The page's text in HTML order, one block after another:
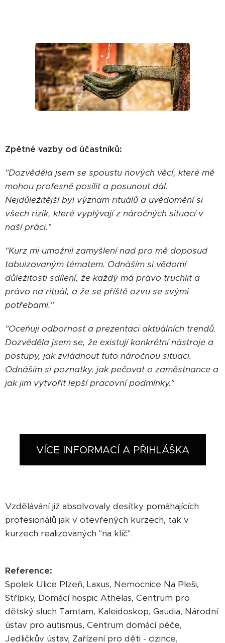
Zpětné vazby od účastníků:
"Dozvěděla jsem se spoustu nových věcí, které mě
mohou profesně posílit a posunout dál.
Nejdůležitější byl význam rituálů a uvědomění si
všech rizik, které vyplývají z náročných situací v
naší práci."
"Kurz mi umožnil zamyšlení nad pro mě doposud
tabuizovaným tématem. Odnáším si vědomí
důležitosti sdílení, že každý má právo truchlit a
právo na rituál, a že se příště ozvu se svými
potřebami."
"Oceňuji odbornost a prezentaci aktuálních trendů.
Dozvěděla jsem se, že existují konkrétní nástroje a
postupy, jak zvládnout tuto náročnou situaci.
Odnáším si poznatky, jak pečovat o zaměstnance a
jak jim vytvořit lepší pracovní podmínky."
VÍCE INFORMACÍ A PŘIHLÁŠKA
Vzdělávání již absolvovaly desítky pomáhajících
profesionálů jak v otevřených kurzech, tak v
kurzech realizovaných "na klíč".
Reference:
Spolek Ulice Plzeň, Laxus, Nemocnice Na Pleši,
Střípky, Domácí hospic Athelas, Centrum pro
dětský sluch Tamtam, Kaleidoskop, Gaudia, Národní
ústav pro autismus, Centrum domácí péče,
Jedličkův ústav, Zařízení pro děti - cizince,